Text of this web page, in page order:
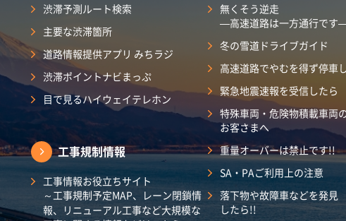
渋滞予測ルート検索
主要な渋滞箇所
道路情報提供アプリ みちラジ
渋滞ポイントナビまっぷ
目で見るハイウェイテレホン
工事規制情報
工事情報お役立ちサイト
～工事規制予定MAP、レーン閉鎖情
報、リニューアル工事など大規模な
無くそう逆走
―高速道路は一方通行です
冬の雪道ドライブガイド
高速道路でやむを得ず停車
緊急地震速報を受信したら
特殊車両・危険物積載車両
お客さまへ
重量オーバーは禁止です!!
SA・PAご利用上の注意
落下物や故障車などを発見
したら!!